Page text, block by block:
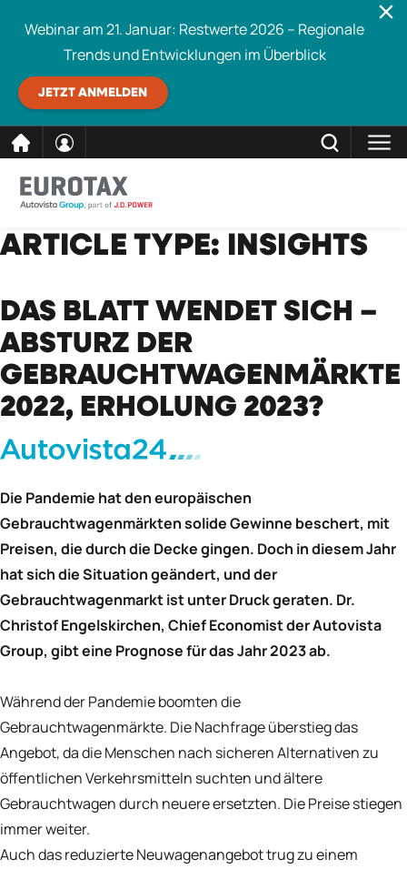
direkt
Webinar am 21. Januar: Restwerte 2026 – Regionale
Trends und Entwicklungen im Überblick
JETZT ANMELDEN
Eurotax durchsuchen SCHLIESSEN
ARTICLE TYPE: INSIGHTS
DAS BLATT WENDET SICH –
ABSTURZ DER
GEBRAUCHTWAGENMÄRKTE
2022, ERHOLUNG 2023?
Die Pandemie hat den europäischen
Gebrauchtwagenmärkten solide Gewinne beschert, mit
Preisen, die durch die Decke gingen. Doch in diesem Jahr
hat sich die Situation geändert, und der
Gebrauchtwagenmarkt ist unter Druck geraten. Dr.
Christof Engelskirchen, Chief Economist der Autovista
Group, gibt eine Prognose für das Jahr 2023 ab.
Während der Pandemie boomten die
Gebrauchtwagenmärkte. Die Nachfrage überstieg das
Angebot, da die Menschen nach sicheren Alternativen zu
öffentlichen Verkehrsmitteln suchten und ältere
Gebrauchtwagen durch neuere ersetzten. Die Preise stiegen
immer weiter.
Auch das reduzierte Neuwagenangebot trug zu einem